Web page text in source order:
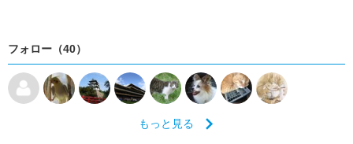
フォロー（40）
もっと見る